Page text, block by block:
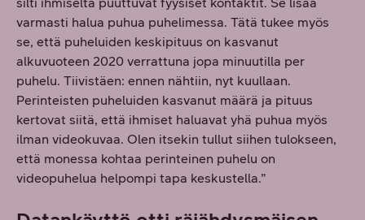
varmasti halua puhua puhelimessa. Tätä tukee myös
se, että puheluiden keskipituus on kasvanut
alkuvuoteen 2020 verrattuna jopa minuutilla per
puhelu. Tiivistäen: ennen nähtiin, nyt kuullaan.
Perinteisten puheluiden kasvanut määrä ja pituus
kertovat siitä, että ihmiset haluavat yhä puhua myös
ilman videokuvaa. Olen itsekin tullut siihen tulokseen,
että monessa kohtaa perinteinen puhelu on
videopuhelua helpompi tapa keskustella.”